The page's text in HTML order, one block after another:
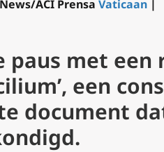
ACI Prensa Vaticaan |
paus met
een
document